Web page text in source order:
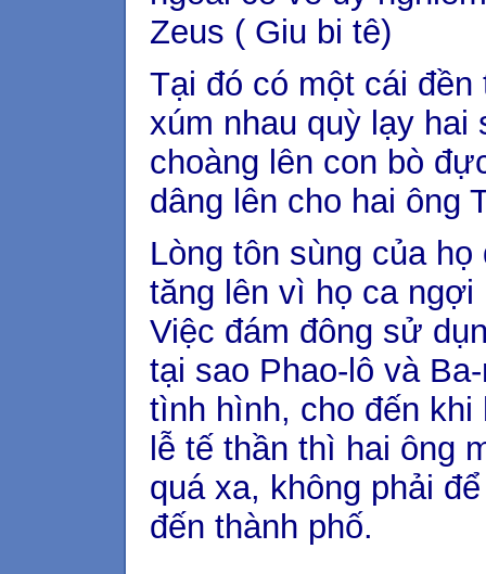
Zeus ( Giu bi tê)
Tại đó có một cái
xúm nhau quỳ lạy hai
choàng lên con bò
dâng lên cho hai ông
Lòng tôn sùng của
tăng lên vì họ ca ngợi
Việc đám đông sử
tại sao Phao-lô và
tình hình, cho đến
lễ tế thần thì hai ông
quá xa, không phải
đến thành phố.